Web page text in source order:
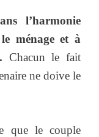
l’harmonie
ménage et à
Chacun le fait
ne doive le
que le couple